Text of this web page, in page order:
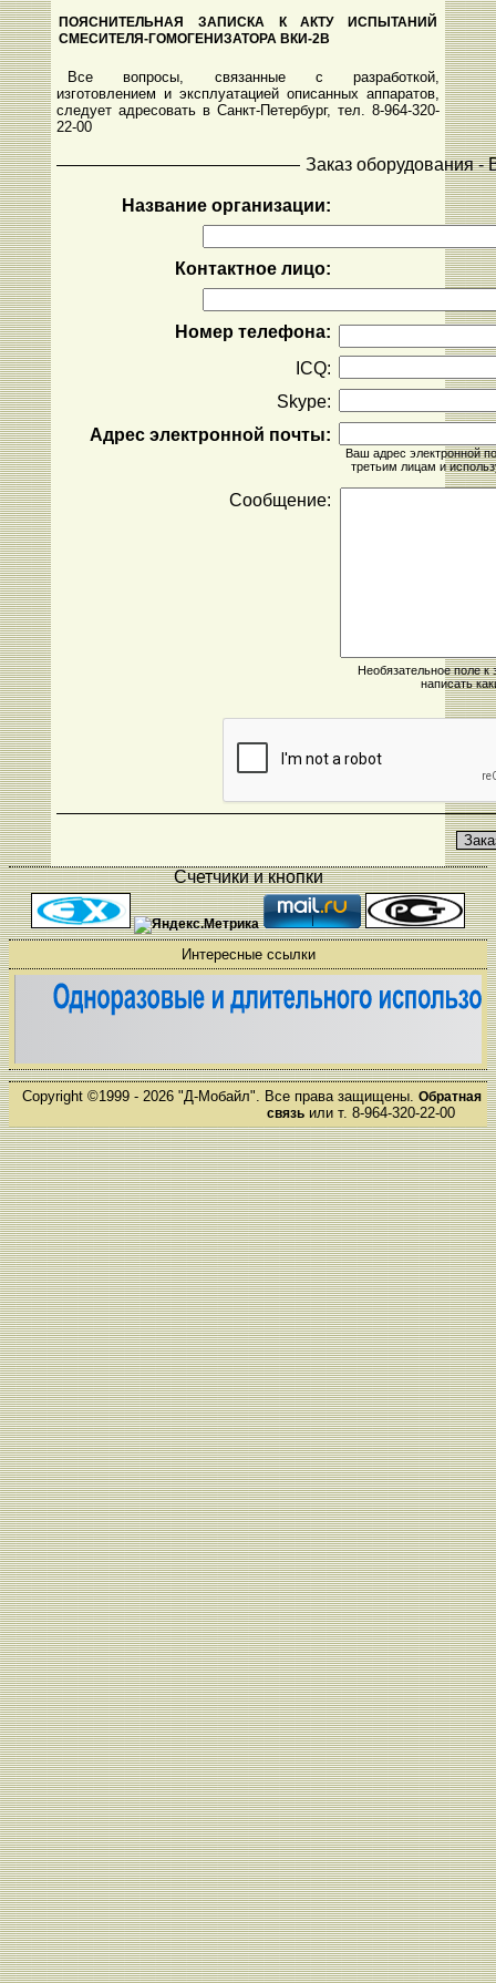
ПОЯСНИТЕЛЬНАЯ ЗАПИСКА К АКТУ ИСПЫТАНИЙ
СМЕСИТЕЛЯ-ГОМОГЕНИЗАТОРА ВКИ-2В
Все вопросы, связанные с разработкой,
изготовлением и эксплуатацией описанных аппаратов,
следует адресовать в Санкт-Петербург, тел. 8-964-320-
22-00
Заказ оборудования
Название организации:
Контактное лицо:
Номер телефона:
ICQ:
Skype:
Адрес электронной почты:
Ваш адрес электронной
третьим лицам и
Сообщение:
Необязательное поле
написать
Счетчики и кнопки
Интересные ссылки
Copyright ©1999 - 2026 "Д-Мобайл". Все права защищены. Обратная
связь или т. 8-964-320-22-00